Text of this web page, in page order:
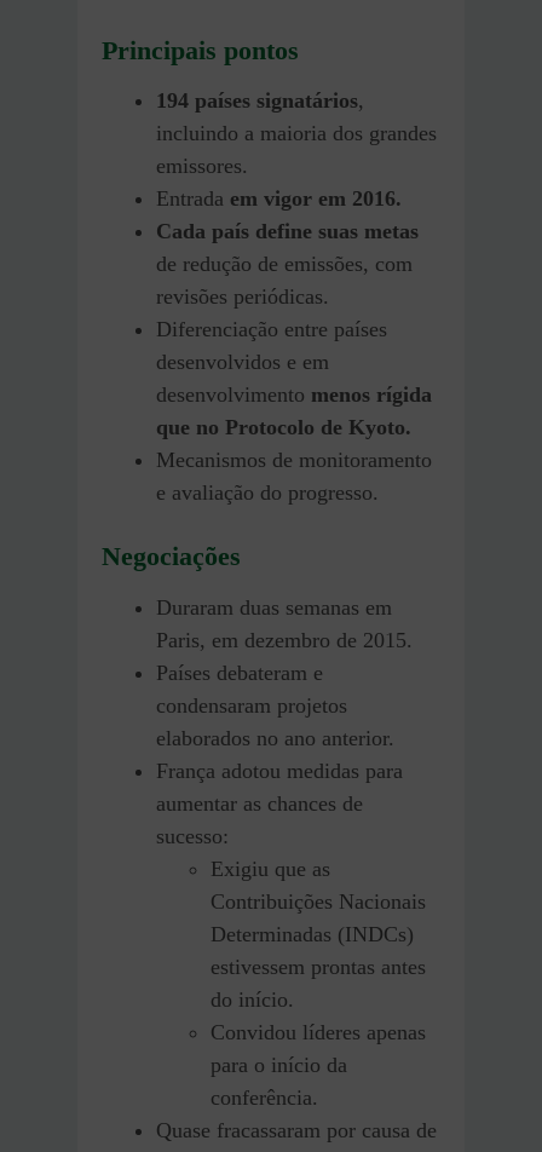
Principais pontos
194 países signatários,
incluindo a maioria dos grandes
emissores.
Entrada em vigor em 2016.
Cada país define suas metas
de redução de emissões, com
revisões periódicas.
Diferenciação entre países
desenvolvidos e em
desenvolvimento menos rígida
que no Protocolo de Kyoto.
Mecanismos de monitoramento
e avaliação do progresso.
Negociações
Duraram duas semanas em
Paris, em dezembro de 2015.
Países debateram e
condensaram projetos
elaborados no ano anterior.
França adotou medidas para
aumentar as chances de
sucesso:
Exigiu que as
Contribuições Nacionais
Determinadas (INDCs)
estivessem prontas antes
do início.
Convidou líderes apenas
para o início da
conferência.
Quase fracassaram por causa de